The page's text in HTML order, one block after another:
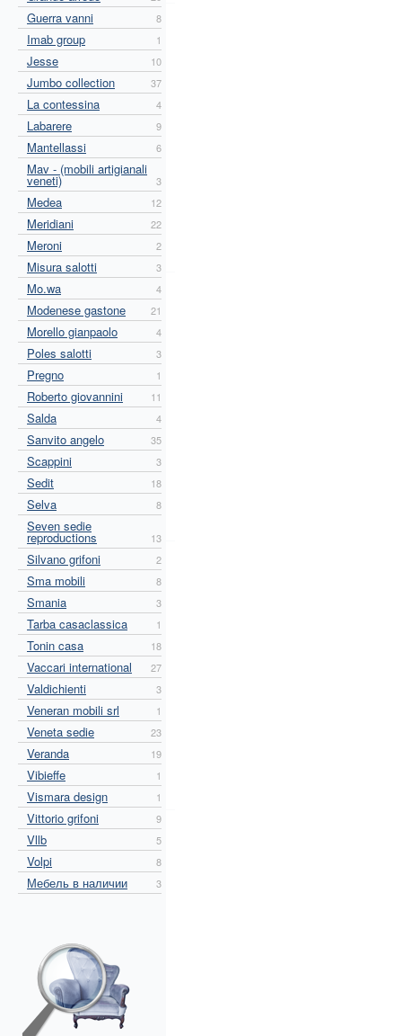
Guerra vanni 8
Imab group 1
Jesse 10
Jumbo collection 37
La contessina 4
Labarere 9
Mantellassi 6
Mav - (mobili artigianali
veneti) 3
Medea 12
Meridiani 22
Meroni 2
Misura salotti 3
Mo.wa 4
Modenese gastone 21
Morello gianpaolo 4
Poles salotti 3
Pregno 1
Roberto giovannini 11
Salda 4
Sanvito angelo 35
Scappini 3
Sedit 18
Selva 8
Seven sedie
reproductions 13
Silvano grifoni 2
Sma mobili 8
Smania 3
Tarba casaclassica 1
Tonin casa 18
Vaccari international 27
Valdichienti 3
Veneran mobili srl 1
Veneta sedie 23
Veranda 19
Vibieffe 1
Vismara design 1
Vittorio grifoni 9
Vllb 5
Volpi 8
Мебель в наличии 3